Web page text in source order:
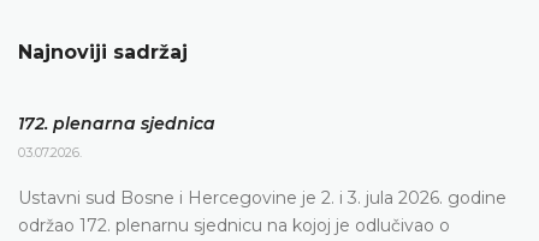
Najnoviji sadržaj
172. plenarna sjednica
03.07.2026.
Ustavni sud Bosne i Hercegovine je 2. i 3. jula 2026. godine
održao 172. plenarnu sjednicu na kojoj je odlučivao o